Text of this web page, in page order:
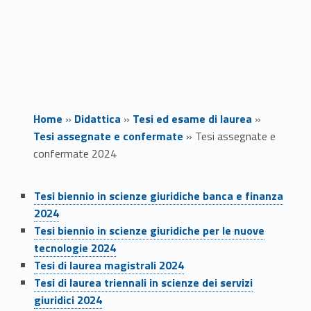
Home » Didattica » Tesi ed esame di laurea »
Tesi assegnate e confermate » Tesi assegnate e
confermate 2024
T
e
s
i
Link identifier #identifier__70837-1
Tesi biennio in scienze giuridiche banca e finanza
2024
Link identifier #identifier__116730-2
Tesi biennio in scienze giuridiche per le nuove
tecnologie 2024
Link identifier #identifier__38568-3
Tesi di laurea magistrali 2024
Link identifier #identifier__191702-4
Tesi di laurea triennali in scienze dei servizi
giuridici 2024